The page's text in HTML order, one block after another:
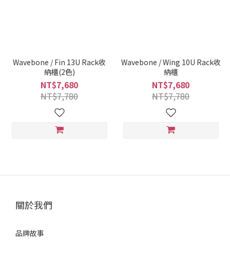
Wavebone / Fin 13U Rack收
納櫃(2色)
NT$7,680
NT$7,780
Wavebone / Wing 10U Rack收
納櫃
NT$7,680
NT$7,780
關於我們
品牌故事